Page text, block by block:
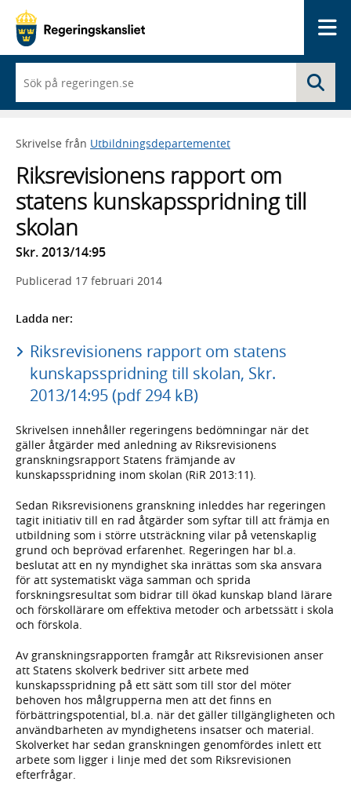
du
börjar
skriva
framträder
lista
med
sökförslag
Skrivelse från Utbildningsdepartementet
Riksrevisionens rapport om
statens kunskapsspridning till
skolan
Skr. 2013/14:95
Publicerad 17 februari 2014
Ladda ner:
Riksrevisionens rapport om statens
kunskapsspridning till skolan, Skr.
2013/14:95 (pdf 294 kB)
Skrivelsen innehåller regeringens bedömningar när det
gäller åtgärder med anledning av Riksrevisionens
granskningsrapport Statens främjande av
kunskapsspridning inom skolan (RiR 2013:11).
Sedan Riksrevisionens granskning inleddes har regeringen
tagit initiativ till en rad åtgärder som syftar till att främja en
utbildning som i större utsträckning vilar på vetenskaplig
grund och beprövad erfarenhet. Regeringen har bl.a.
beslutat att en ny myndighet ska inrättas som ska ansvara
för att systematiskt väga samman och sprida
forskningsresultat som bidrar till ökad kunskap bland lärare
och förskollärare om effektiva metoder och arbetssätt i skola
och förskola.
Av granskningsrapporten framgår att Riksrevisionen anser
att Statens skolverk bedriver sitt arbete med
kunskapsspridning på ett sätt som till stor del möter
behoven hos målgrupperna men att det finns en
förbättringspotential, bl.a. när det gäller tillgängligheten och
användbarheten av myndighetens insatser och material.
Skolverket har sedan granskningen genomfördes inlett ett
arbete som ligger i linje med det som Riksrevisionen
efterfrågar.